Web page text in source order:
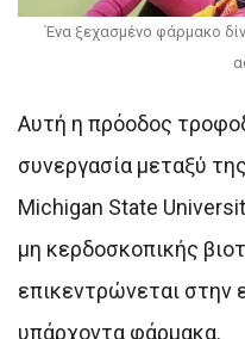
Ένα ξεχασμένο φάρμακο
Αυτή η πρόοδος
συνεργασία μεταξύ
Michigan State
μη κερδοσκοπικής
επικεντρώνεται
υπάρχοντα φάρμακα.